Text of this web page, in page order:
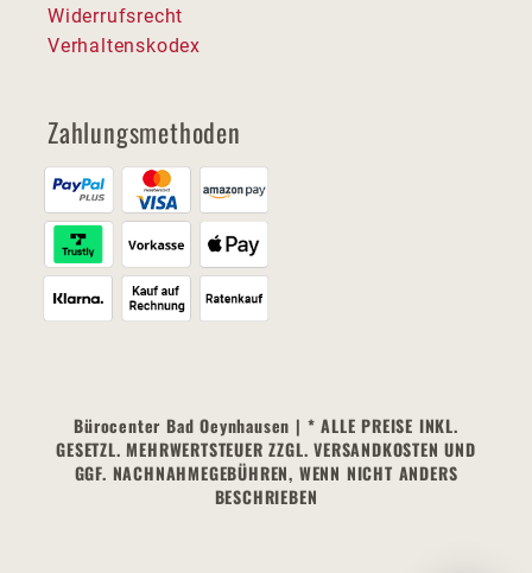
Widerrufsrecht
Verhaltenskodex
Zahlungsmethoden
Bürocenter Bad Oeynhausen | * ALLE PREISE INKL.
GESETZL. MEHRWERTSTEUER ZZGL. VERSANDKOSTEN UND
GGF. NACHNAHMEGEBÜHREN, WENN NICHT ANDERS
BESCHRIEBEN